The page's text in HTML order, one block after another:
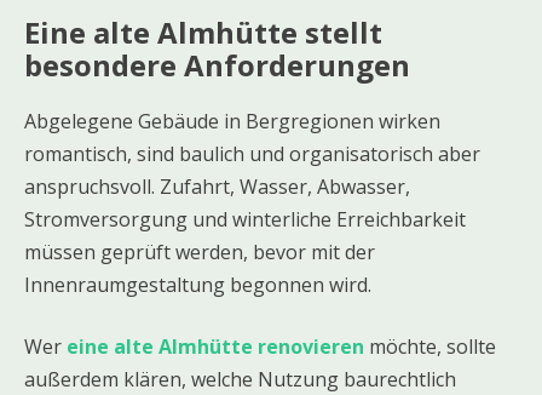
Eine alte Almhütte stellt
besondere Anforderungen
Abgelegene Gebäude in Bergregionen wirken
romantisch, sind baulich und organisatorisch aber
anspruchsvoll. Zufahrt, Wasser, Abwasser,
Stromversorgung und winterliche Erreichbarkeit
müssen geprüft werden, bevor mit der
Innenraumgestaltung begonnen wird.
Wer eine alte Almhütte renovieren möchte, sollte
außerdem klären, welche Nutzung baurechtlich